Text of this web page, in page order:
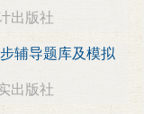
出版社
辅导题库及模拟
出版社